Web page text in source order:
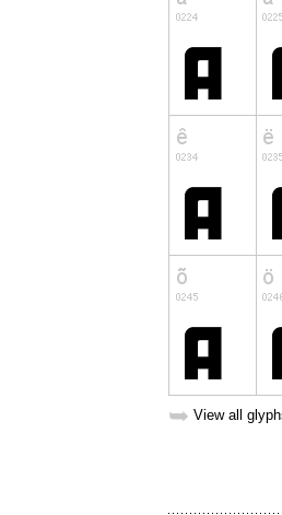
➥ View all